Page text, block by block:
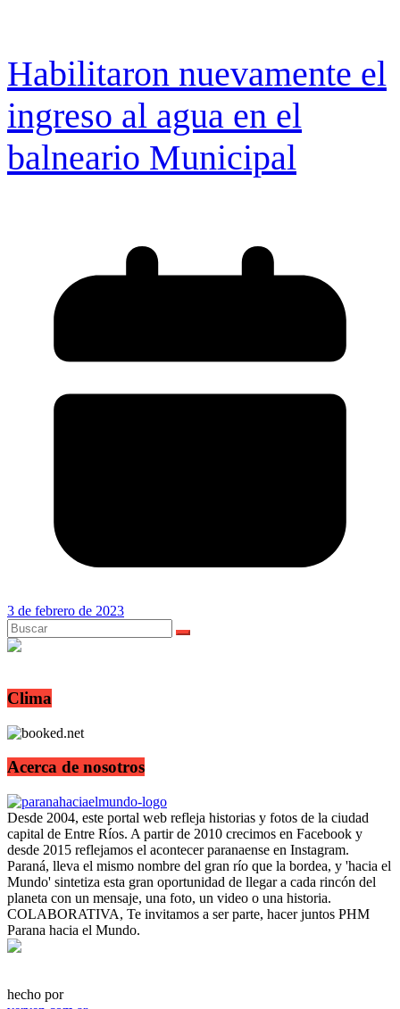
Habilitaron nuevamente el
ingreso al agua en el
balneario Municipal
3 de febrero de 2023
Clima
Acerca de nosotros
Desde 2004, este portal web refleja historias y fotos de la ciudad
capital de Entre Ríos. A partir de 2010 crecimos en Facebook y
desde 2015 reflejamos el acontecer paranaense en Instagram.
Paraná, lleva el mismo nombre del gran río que la bordea, y 'hacia el
Mundo' sintetiza esta gran oportunidad de llegar a cada rincón del
planeta con un mensaje, una foto, un video o una historia.
COLABORATIVA, Te invitamos a ser parte, hacer juntos PHM
Parana hacia el Mundo.
hecho por